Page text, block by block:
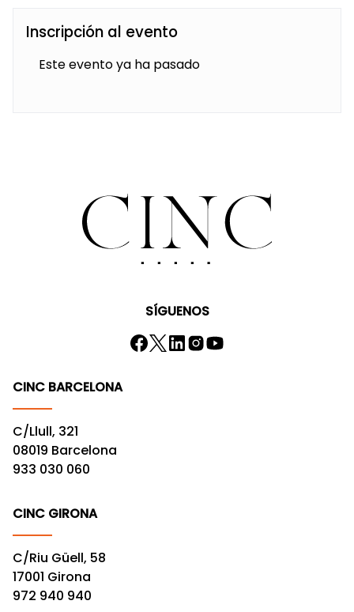
Inscripción al evento
Este evento ya ha pasado
SÍGUENOS
CINC BARCELONA
C/Llull, 321
08019 Barcelona
933 030 060
CINC GIRONA
C/Riu Güell, 58
17001 Girona
972 940 940